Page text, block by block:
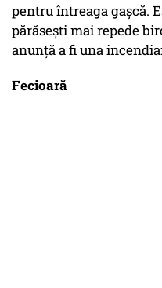
pentru întreaga gașcă.
părăsești mai repede
anunță a fi una
Fecioară